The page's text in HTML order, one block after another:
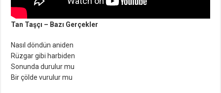
Tan Taşçı – Bazı Gerçekler
Nasıl döndün aniden
Rüzgar gibi harbiden
Sonunda durulur mu
Bir çölde vurulur mu